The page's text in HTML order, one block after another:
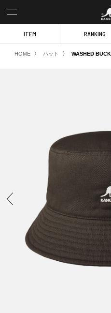
ITEM RANKING
HOME 〉 ハット 〉 WASHED